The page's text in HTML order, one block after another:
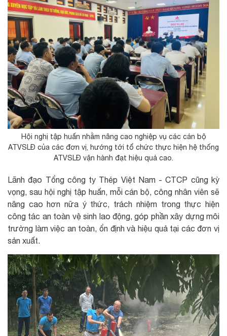
Hội nghị tập huấn nhằm nâng cao nghiệp vụ các cán bộ
ATVSLĐ của các đơn vị, hướng tới tổ chức thực hiện hệ thống
ATVSLĐ vận hành đạt hiệu quả cao.
Lãnh đạo Tổng công ty Thép Việt Nam - CTCP cũng kỳ
vọng, sau hội nghị tập huấn, mỗi cán bộ, công nhân viên sẽ
nâng cao hơn nữa ý thức, trách nhiệm trong thực hiện
công tác an toàn vệ sinh lao động, góp phần xây dựng môi
trường làm việc an toàn, ổn định và hiệu quả tại các đơn vị
sản xuất.